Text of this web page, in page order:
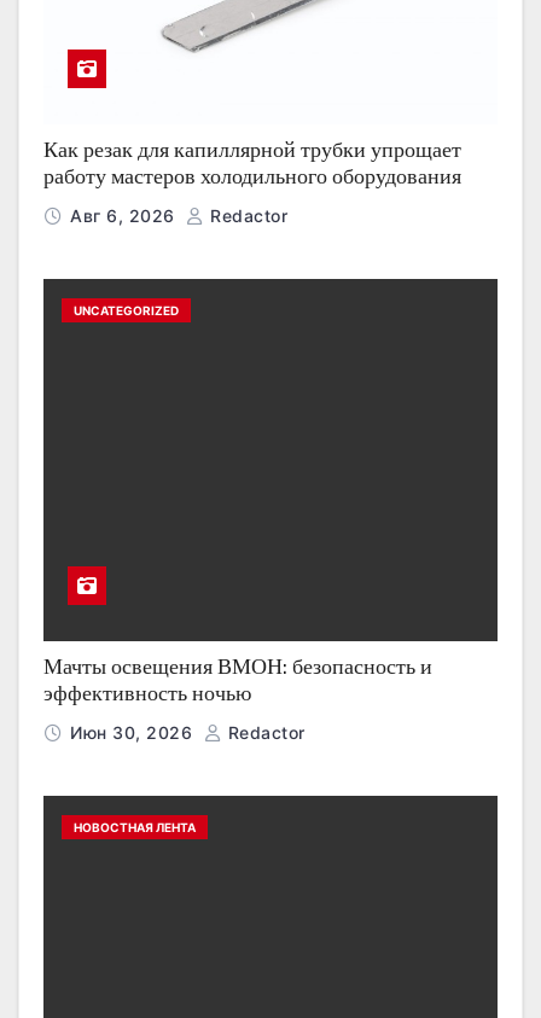
Как резак для капиллярной трубки упрощает
работу мастеров холодильного оборудования
Авг 6, 2026 Redactor
UNCATEGORIZED
Мачты освещения ВМОН: безопасность и
эффективность ночью
Июн 30, 2026 Redactor
НОВОСТНАЯ ЛЕНТА